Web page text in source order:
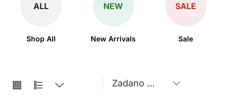
ALL
Shop All
NEW
New Arrivals
SALE
Sale